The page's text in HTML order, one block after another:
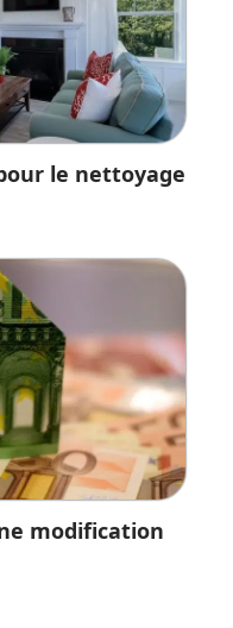
le nettoyage
modification